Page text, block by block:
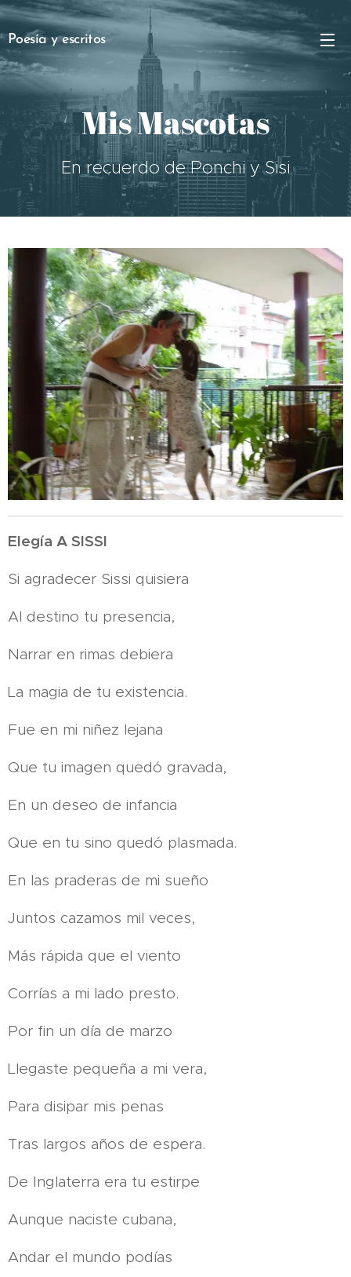
Poesía y escritos
Mis Mascotas
En recuerdo de Ponchi y Sisi
Elegía A SISSI
Si agradecer Sissi quisiera
Al destino tu presencia,
Narrar en rimas debiera
La magia de tu existencia.
Fue en mi niñez lejana
Que tu imagen quedó gravada,
En un deseo de infancia
Que en tu sino quedó plasmada.
En las praderas de mi sueño
Juntos cazamos mil veces,
Más rápida que el viento
Corrías a mi lado presto.
Por fin un día de marzo
Llegaste pequeña a mi vera,
Para disipar mis penas
Tras largos años de espera.
De Inglaterra era tu estirpe
Aunque naciste cubana,
Andar el mundo podías